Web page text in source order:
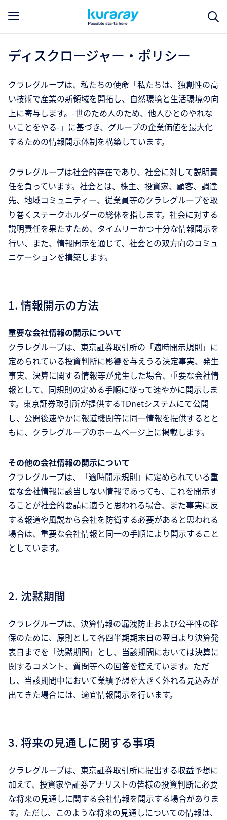
ディスクロージャー・ポリシー
クラレグループは、私たちの使命「私たちは、独創性の高
い技術で産業の新領域を開拓し、自然環境と生活環境の向
上に寄与します。-世のため人のため、他人ひとのやれな
いことをやる-」に基づき、グループの企業価値を最大化
するための情報開示体制を構築しています。
クラレグループは社会的存在であり、社会に対して説明責
任を負っています。社会とは、株主、投資家、顧客、調達
先、地域コミュニティー、従業員等のクラレグループを取
り巻くステークホルダーの総体を指します。社会に対する
説明責任を果たすため、タイムリーかつ十分な情報開示を
行い、また、情報開示を通じて、社会との双方向のコミュ
ニケーションを構築します。
1. 情報開示の方法
重要な会社情報の開示について
クラレグループは、東京証券取引所の「適時開示規則」に
定められている投資判断に影響を与えうる決定事実、発生
事実、決算に関する情報等が発生した場合、重要な会社情
報として、同規則の定める手順に従って速やかに開示しま
す。東京証券取引所が提供するTDnetシステムにて公開
し、公開後速やかに報道機関等に同一情報を提供するとと
もに、クラレグループのホームページ上に掲載します。
その他の会社情報の開示について
クラレグループは、「適時開示規則」に定められている重
要な会社情報に該当しない情報であっても、これを開示す
ることが社会的要請に適うと思われる場合、また事実に反
する報道や風説から会社を防衛する必要があると思われる
場合は、重要な会社情報と同一の手順により開示すること
としています。
2. 沈黙期間
クラレグループは、決算情報の漏洩防止および公平性の確
保のために、原則として各四半期期末日の翌日より決算発
表日までを「沈黙期間」とし、当該期間においては決算に
関するコメント、質問等への回答を控えています。ただ
し、当該期間中において業績予想を大きく外れる見込みが
出てきた場合には、適宜情報開示を行います。
3. 将来の見通しに関する事項
クラレグループは、東京証券取引所に提出する収益予想に
加えて、投資家や証券アナリストの皆様の投資判断に必要
な将来の見通しに関する会社情報を開示する場合がありま
す。ただし、このような将来の見通しについての情報は、